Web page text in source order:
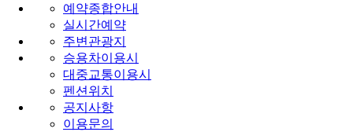
예약종합안내
실시간예약
주변관광지
승용차이용시
대중교통이용시
펜션위치
공지사항
이용문의